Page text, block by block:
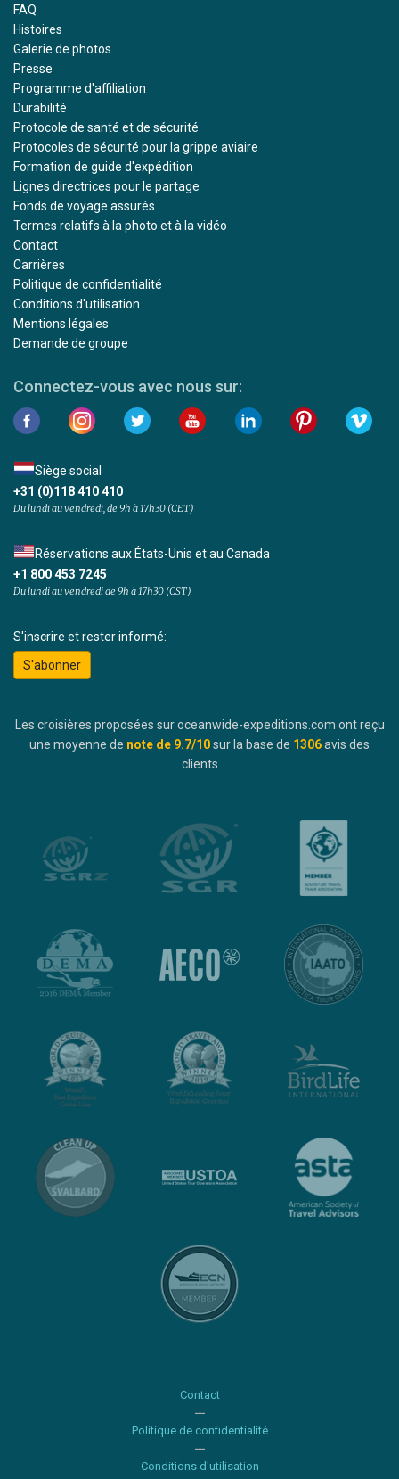
FAQ
Histoires
Galerie de photos
Presse
Programme d'affiliation
Durabilité
Protocole de santé et de sécurité
Protocoles de sécurité pour la grippe aviaire
Formation de guide d'expédition
Lignes directrices pour le partage
Fonds de voyage assurés
Termes relatifs à la photo et à la vidéo
Contact
Carrières
Politique de confidentialité
Conditions d'utilisation
Mentions légales
Demande de groupe
Connectez-vous avec nous sur:
Siège social
+31 (0)118 410 410
Du lundi au vendredi, de 9h à 17h30 (CET)
Réservations aux États-Unis et au Canada
+1 800 453 7245
Du lundi au vendredi de 9h à 17h30 (CST)
S'inscrire et rester informé:
S'abonner
Les croisières proposées sur oceanwide-expeditions.com ont reçu
une moyenne de note de 9.7/10sur la base de 1306avis des
clients
Contact
Politique de confidentialité
Conditions d'utilisation